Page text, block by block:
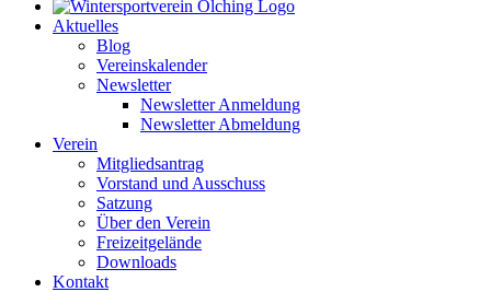
Aktuelles
Blog
Vereinskalender
Newsletter
Newsletter Anmeldung
Newsletter Abmeldung
Verein
Mitgliedsantrag
Vorstand und Ausschuss
Satzung
Über den Verein
Freizeitgelände
Downloads
Kontakt